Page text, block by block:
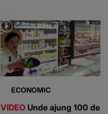
ECONOMIC
VIDEO Unde ajung 100 de